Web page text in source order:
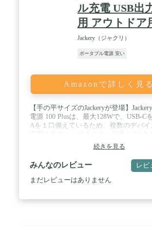
ル充電 USB出
用 アウトドア
Jackery（ジャクリ）
ポータブル電源 安い
Amazonで詳しく見る
【手の平サイズのJackeryが登場】
電源 100 Plusは、最大128Wで、USB-C
Aを１口備えているため、複数のデバイ
機にも持ち込めます。手の平に乗るほど
で、ビジネスやアウトドアでも手軽に持
す。※本製品ではACコンセントは使用
ん。 / 【1.8時間で高速フル充電】最大
C入力に対応し、約1.8時間の高速充電を
続きを見る
みんなのレビュー レビ
まだレビューはありません